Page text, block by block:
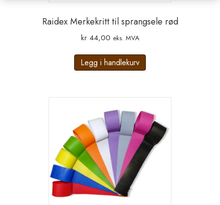
Raidex Merkekritt til sprangsele rød
kr44,00 eks. MVA
Legg i handlekurv